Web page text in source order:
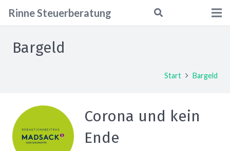
RinneSteuerberatung
Bargeld
Start Bargeld
Corona und kein
Ende